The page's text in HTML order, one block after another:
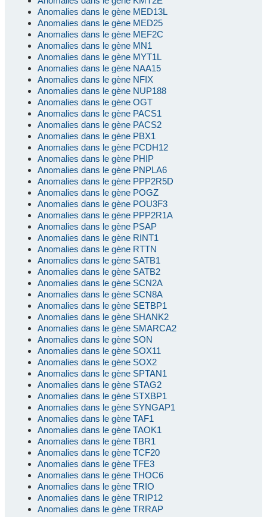
Anomalies dans le gène MED13L
Anomalies dans le gène MED25
Anomalies dans le gène MEF2C
Anomalies dans le gène MN1
Anomalies dans le gène MYT1L
Anomalies dans le gène NAA15
Anomalies dans le gène NFIX
Anomalies dans le gène NUP188
Anomalies dans le gène OGT
Anomalies dans le gène PACS1
Anomalies dans le gène PACS2
Anomalies dans le gène PBX1
Anomalies dans le gène PCDH12
Anomalies dans le gène PHIP
Anomalies dans le gène PNPLA6
Anomalies dans le gène PPP2R5D
Anomalies dans le gène POGZ
Anomalies dans le gène POU3F3
Anomalies dans le gène PPP2R1A
Anomalies dans le gène PSAP
Anomalies dans le gène RINT1
Anomalies dans le gène RTTN
Anomalies dans le gène SATB1
Anomalies dans le gène SATB2
Anomalies dans le gène SCN2A
Anomalies dans le gène SCN8A
Anomalies dans le gène SETBP1
Anomalies dans le gène SHANK2
Anomalies dans le gène SMARCA2
Anomalies dans le gène SON
Anomalies dans le gène SOX11
Anomalies dans le gène SOX2
Anomalies dans le gène SPTAN1
Anomalies dans le gène STAG2
Anomalies dans le gène STXBP1
Anomalies dans le gène SYNGAP1
Anomalies dans le gène TAF1
Anomalies dans le gène TAOK1
Anomalies dans le gène TBR1
Anomalies dans le gène TCF20
Anomalies dans le gène TFE3
Anomalies dans le gène THOC6
Anomalies dans le gène TRIO
Anomalies dans le gène TRIP12
Anomalies dans le gène TRRAP